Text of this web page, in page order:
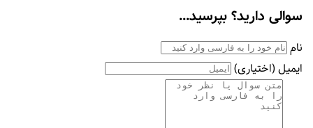
سوالی دارید؟ بپرسید...
نام
ایمیل (اختیاری)